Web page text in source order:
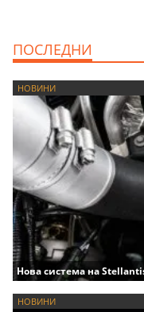
ПОСЛЕДНИ
НОВИНИ
Нова система на
НОВИНИ